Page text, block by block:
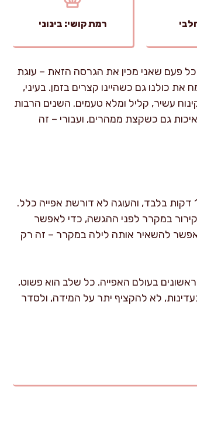
רמת קושי: בינוני
פעם שאני מכין את הגרסה הזאת – עוגת
את כולנו גם כשהיינו קצרים בזמן. בעיני,
עשיר, קליל ומלא טעמים. השנים הרבות
גם כשקצת ממהרים, ועבורי – זה
העוגה הזאת באמת חוסכת הרבה זמן יקר – כל תהליך ההכנה לוקח במצטבר כ-10 דקות בלבד, והעוגה לא דורשת אפייה כלל.
אני ממליץ להקדיש לעוגה לפחות 3-4 שעות של קירור במקרר לפני ההגשה, כדי לאפשר
להשאיר אותה לילה במקרר – זה רק
בעולם האפייה. כל שלב הוא פשוט,
לא להקציף יתר על המידה, ולסדר